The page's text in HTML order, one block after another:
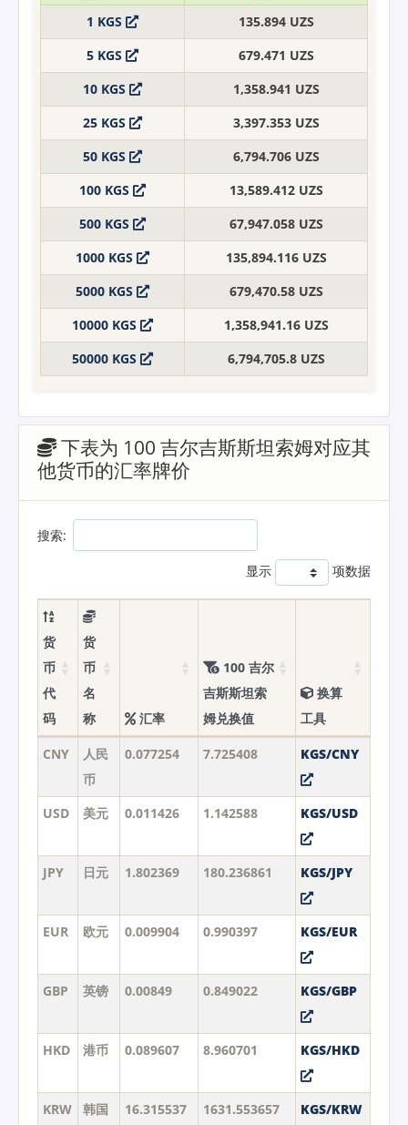
1 KGS
135.894 UZS
5 KGS
679.471 UZS
10 KGS
1,358.941 UZS
25 KGS
3,397.353 UZS
50 KGS
6,794.706 UZS
100 KGS
13,589.412 UZS
500 KGS
67,947.058 UZS
1000 KGS
135,894.116 UZS
5000 KGS
679,470.58 UZS
10000 KGS
1,358,941.16 UZS
50000 KGS
6,794,705.8 UZS
下表为 100 吉尔吉斯斯坦索姆对应其
他货币的汇率牌价
搜索:
显示 项数据
货
币
代
码
货
币
名
称
汇率
100 吉尔
吉斯斯坦索
姆兑换值
换算
工具
CNY
人民
币
0.077254 7.725408 KGS/CNY
USD 美元 0.011426 1.142588 KGS/USD
JPY 日元 1.802369 180.236861 KGS/JPY
EUR 欧元 0.009904 0.990397 KGS/EUR
GBP 英镑 0.00849 0.849022 KGS/GBP
HKD 港币 0.089607 8.960701 KGS/HKD
KRW 韩国 16.315537 1631.553657 KGS/KRW